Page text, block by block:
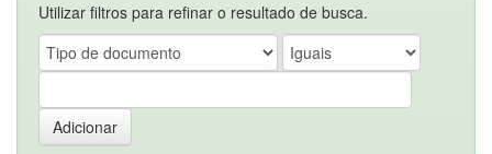
Utilizar filtros para refinar o resultado de busca.